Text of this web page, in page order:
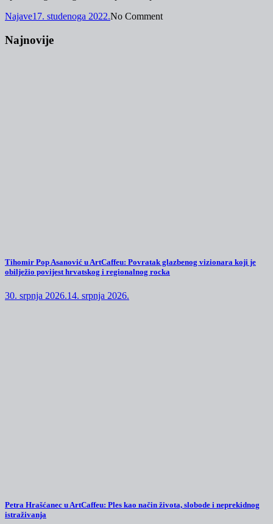
Najave17. studenoga 2022.No Comment
Najnovije
Tihomir Pop Asanović u ArtCaffeu: Povratak glazbenog vizionara koji je
obilježio povijest hrvatskog i regionalnog rocka
30. srpnja 2026.14. srpnja 2026.
Petra Hrašćanec u ArtCaffeu: Ples kao način života, slobode i neprekidnog
istraživanja